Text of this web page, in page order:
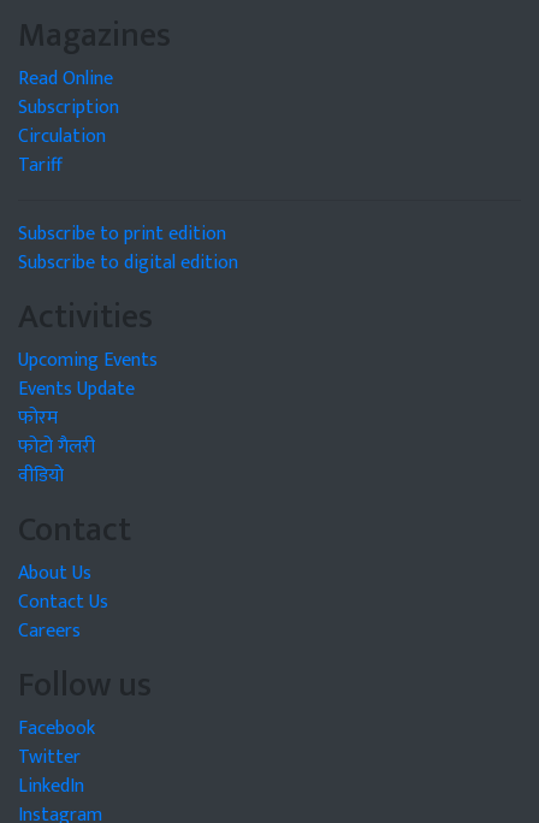
Magazines
Read Online
Subscription
Circulation
Tariff
Subscribe to print edition
Subscribe to digital edition
Activities
Upcoming Events
Events Update
फोरम
फोटो गैलरी
वीडियो
Contact
About Us
Contact Us
Careers
Follow us
Facebook
Twitter
LinkedIn
Instagram